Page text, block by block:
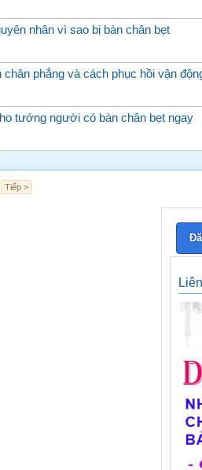
nhân vì sao bị bàn chân bẹt
phẳng và cách phục hồi vận
tướng người có bàn chân bẹt ngay
Tiếp >